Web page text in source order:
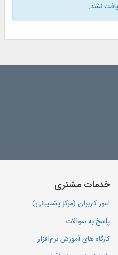
نشد.
خدمات مشتری
امور کاربران (مرکز پشتیبانی)
پاسخ به سوالات
کارگاه های آموزش نرم‌افزار